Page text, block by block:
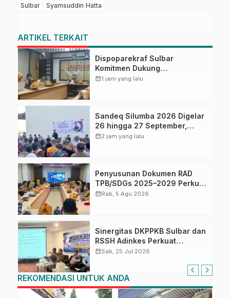
Sulbar
Syamsuddin Hatta
ARTIKEL TERKAIT
Dispoparekraf Sulbar
Komitmen Dukung
Penyusunan RAD TPB/SDGs
calendar_month1 jam yang lalu
Sandeq Silumba 2026 Digelar
26 hingga 27 September,
Rangkaian HUT Sulbar
calendar_month2 jam yang lalu
Penyusunan Dokumen RAD
TPB/SDGs 2025–2029 Perkuat
Arah Pembangunan
calendar_monthRab, 5 Agu 2026
Sinergitas DKPPKB Sulbar dan
RSSH Adinkes Perkuat
Integrasi Program AIDS,
calendar_monthSab, 25 Jul 2026
REKOMENDASI UNTUK ANDA